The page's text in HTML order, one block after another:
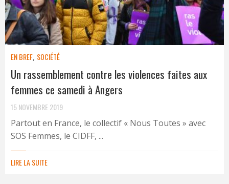
EN BREF, SOCIÉTÉ
Un rassemblement contre les violences faites aux
femmes ce samedi à Angers
15 NOVEMBRE 2019
Partout en France, le collectif « Nous Toutes » avec
SOS Femmes, le CIDFF, ...
LIRE LA SUITE